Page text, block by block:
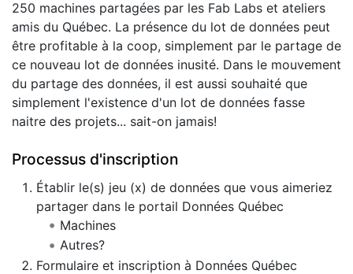
250 machines partagées par les Fab Labs et ateliers
amis du Québec. La présence du lot de données peut
être profitable à la coop, simplement par le partage de
ce nouveau lot de données inusité. Dans le mouvement
du partage des données, il est aussi souhaité que
simplement l'existence d'un lot de données fasse
naitre des projets... sait-on jamais!
Processus d'inscription
Établir le(s) jeu (x) de données que vous aimeriez
partager dans le portail Données Québec
Machines
Autres?
Formulaire et inscription à Données Québec